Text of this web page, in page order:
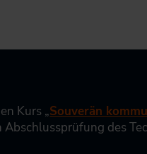
Kurs „Souverän
des